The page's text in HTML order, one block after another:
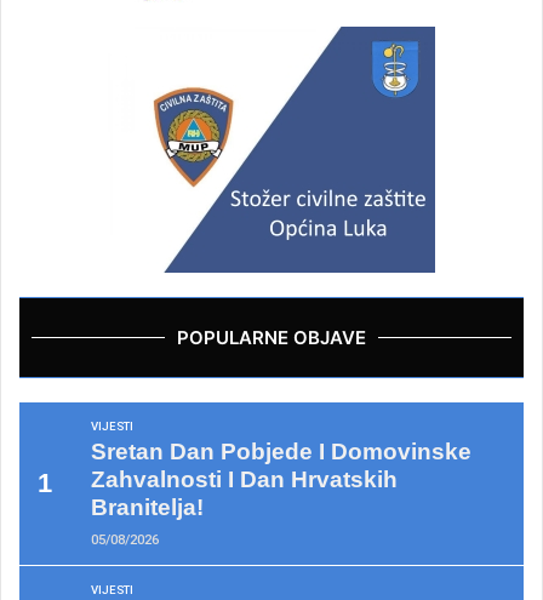
POPULARNE OBJAVE
VIJESTI
Sretan Dan Pobjede I Domovinske
Zahvalnosti I Dan Hrvatskih
Branitelja!
05/08/2026
VIJESTI